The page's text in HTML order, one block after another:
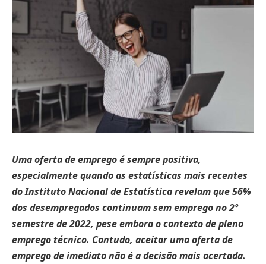
Uma oferta de emprego é sempre positiva,
especialmente quando as estatísticas mais recentes
do Instituto Nacional de Estatística revelam que 56%
dos desempregados continuam sem emprego no 2º
semestre de 2022, pese embora o contexto de pleno
emprego técnico. Contudo, aceitar uma oferta de
emprego de imediato não é a decisão mais acertada.